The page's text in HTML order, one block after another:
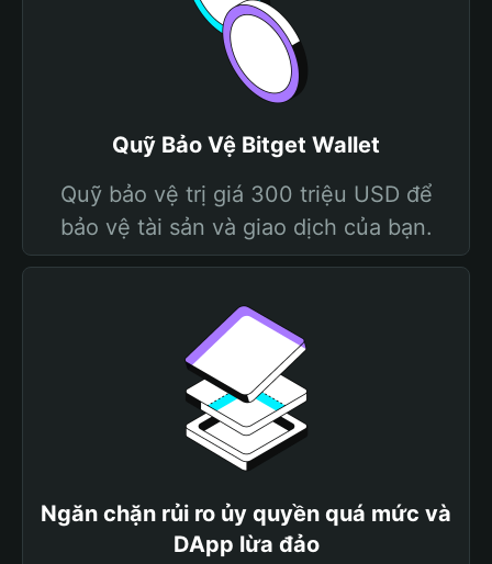
Quỹ Bảo Vệ Bitget Wallet
Quỹ bảo vệ trị giá 300 triệu USD để
bảo vệ tài sản và giao dịch của bạn.
Ngăn chặn rủi ro ủy quyền quá mức và
DApp lừa đảo